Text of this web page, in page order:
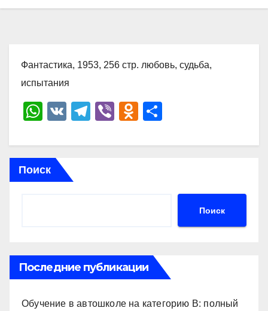
Фантастика, 1953, 256 стр. любовь, судьба,
испытания
W
at
s
A
V
T
e
Vi
er
O
n
ki
р
ть
Поиск
Поиск
Последние публикации
Обучение в автошколе на категорию В: полный